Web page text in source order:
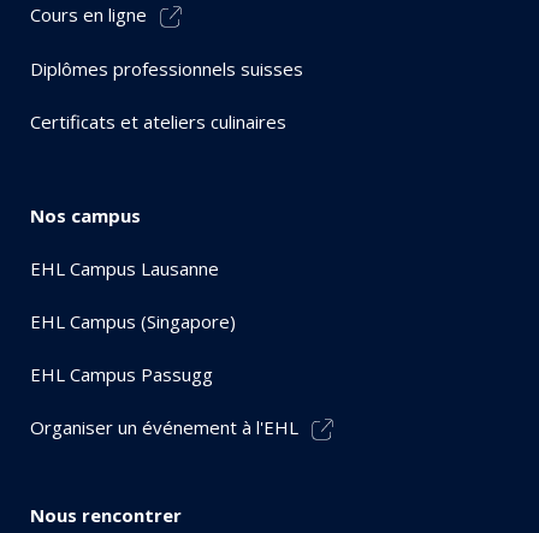
Cours en ligne
Diplômes professionnels suisses
Certificats et ateliers culinaires
Nos campus
EHL Campus Lausanne
EHL Campus (Singapore)
EHL Campus Passugg
Organiser un événement à l'EHL
Nous rencontrer